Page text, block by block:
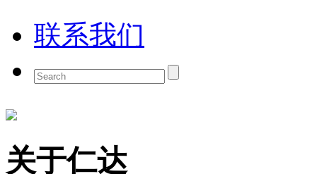
联系我们
关于仁达